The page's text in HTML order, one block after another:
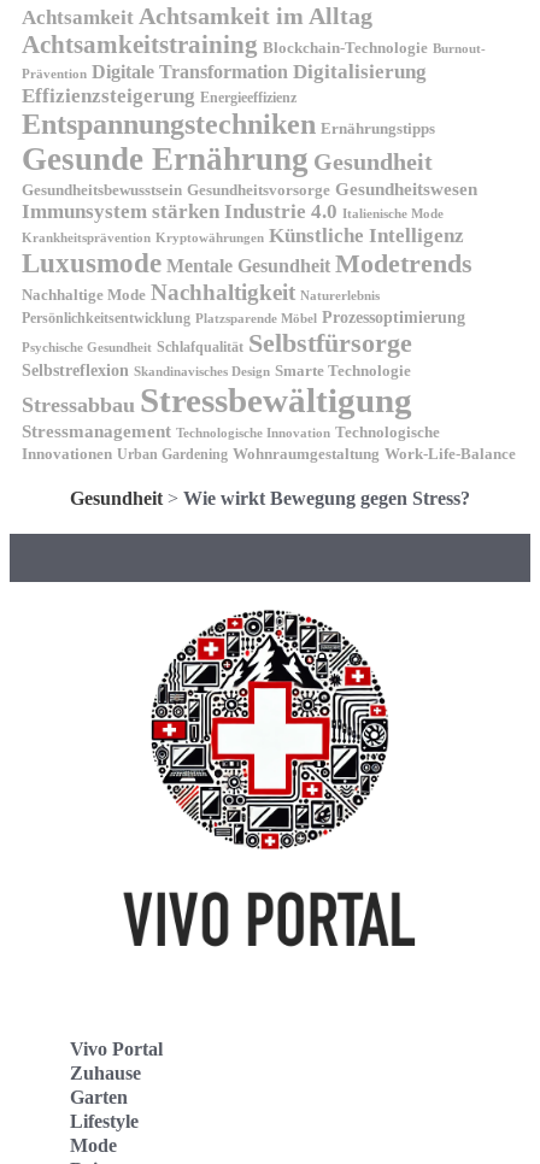
Achtsamkeit Achtsamkeit im Alltag
Achtsamkeitstraining Blockchain-Technologie Burnout-
Prävention Digitale Transformation Digitalisierung
Effizienzsteigerung Energieeffizienz
Entspannungstechniken Ernährungstipps
Gesunde Ernährung Gesundheit
Gesundheitsbewusstsein Gesundheitsvorsorge Gesundheitswesen
Immunsystem stärken Industrie 4.0 Italienische Mode
Krankheitsprävention Kryptowährungen Künstliche Intelligenz
Luxusmode Mentale Gesundheit Modetrends
Nachhaltige Mode Nachhaltigkeit Naturerlebnis
Persönlichkeitsentwicklung Platzsparende Möbel Prozessoptimierung
Psychische Gesundheit Schlafqualität Selbstfürsorge
Selbstreflexion Skandinavisches Design Smarte Technologie
Stressabbau Stressbewältigung
Stressmanagement Technologische Innovation Technologische
Innovationen Urban Gardening Wohnraumgestaltung Work-Life-Balance
Gesundheit > Wie wirkt Bewegung gegen Stress?
Vivo Portal
Zuhause
Garten
Lifestyle
Mode